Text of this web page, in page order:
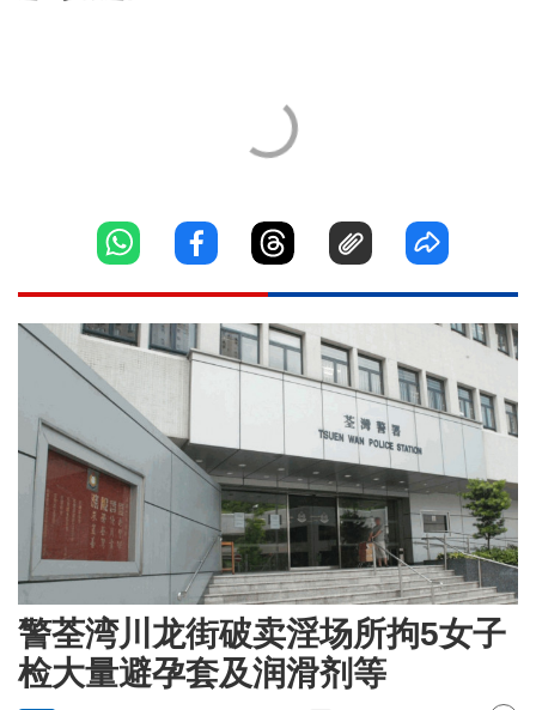
警荃湾川龙街破卖淫场所拘5女子
检大量避孕套及润滑剂等